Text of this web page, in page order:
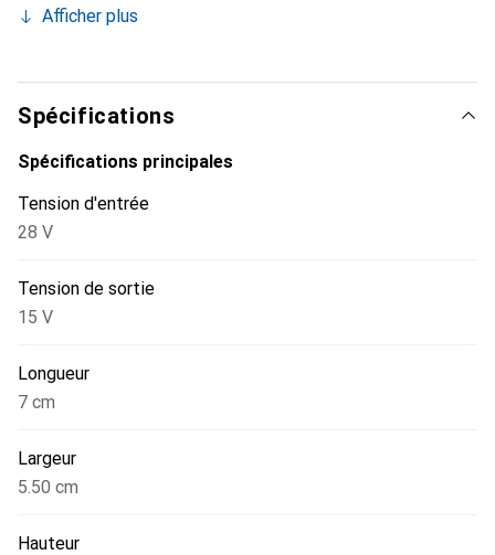
Afficher plus
Spécifications
Spécifications principales
Tension d'entrée
28 V
Tension de sortie
15 V
Longueur
7 cm
Largeur
5.50 cm
Hauteur